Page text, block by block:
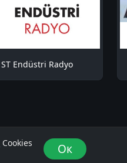
ST Endüstri Radyo
Cookies Ок